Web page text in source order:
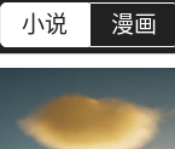
小说 漫画